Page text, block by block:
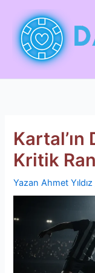
Kartal’ın
Kritik
Yazan Ahmet Yıldız